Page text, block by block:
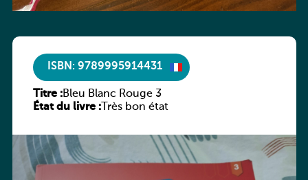
ISBN: 9789995914431
Titre :Bleu Blanc Rouge 3
État du livre :Très bon état